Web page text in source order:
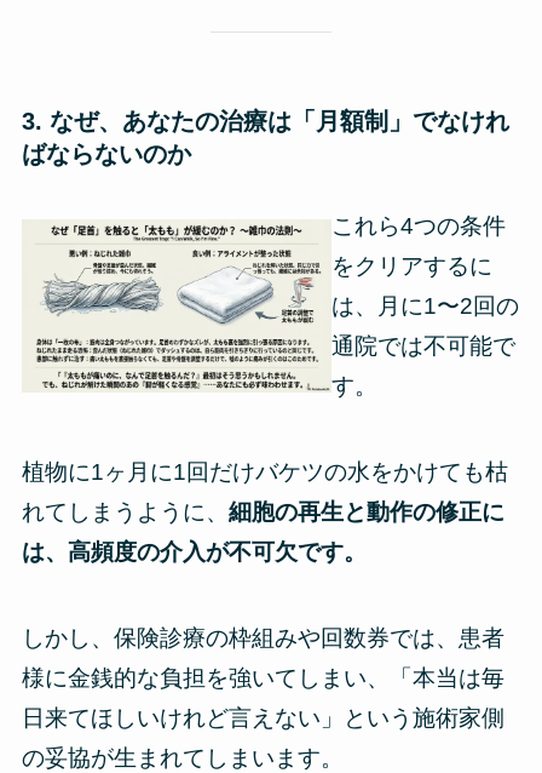
3. なぜ、あなたの治療は「月額制」でなけれ
ばならないのか
これら4つの条件
をクリアするに
は、月に1〜2回の
通院では不可能で
す。
植物に1ヶ月に1回だけバケツの水をかけても枯
れてしまうように、 細胞の再生と動作の修正に
は、高頻度の介入が不可欠です。
しかし、保険診療の枠組みや回数券では、患者
様に金銭的な負担を強いてしまい、「本当は毎
日来てほしいけれど言えない」という施術家側
の妥協が生まれてしまいます。